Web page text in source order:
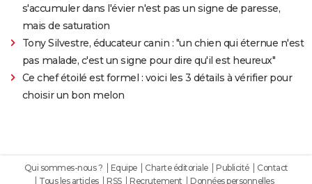
s'accumuler dans l'évier n'est pas un signe de paresse,
mais de saturation
Tony Silvestre, éducateur canin : "un chien qui éternue n'est
pas malade, c'est un signe pour dire qu'il est heureux"
Ce chef étoilé est formel : voici les 3 détails à vérifier pour
choisir un bon melon
Qui sommes-nous ? Equipe Charte éditoriale Publicité
Contact
Tous les articles
RSS Recrutement Données personnelles